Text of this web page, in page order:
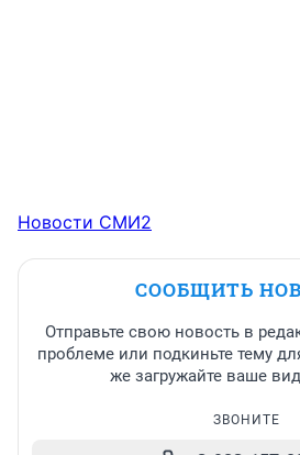
Новости СМИ2
СООБЩИТЬ
Отправьте свою новость в
проблеме или подкиньте тему
же загружайте ваше
ЗВОНИТЕ